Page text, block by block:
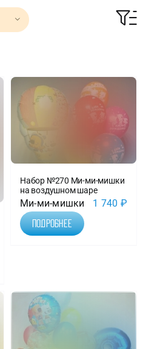
Набор №270 Ми-ми-мишки
на воздушном шаре
Ми-ми-мишки 1 740 ₽
Подробнее